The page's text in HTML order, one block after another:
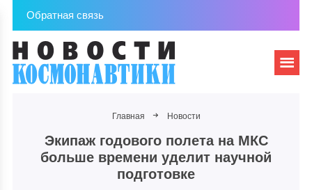
Обратная связь
Главная Новости
Экипаж годового полета на МКС
больше времени уделит научной
подготовке